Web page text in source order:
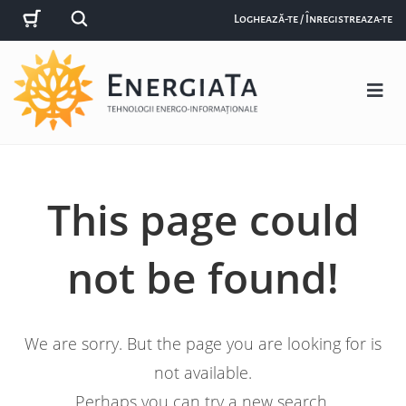
Loghează-te / Înregistreaza-te
This page could
not be found!
We are sorry. But the page you are looking for is
not available.